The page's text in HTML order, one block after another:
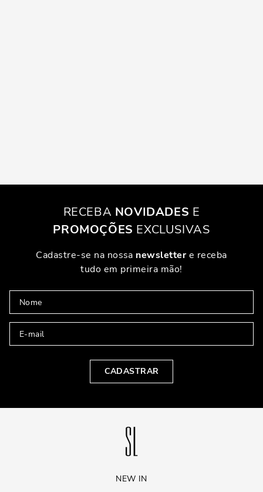
RECEBA NOVIDADES E
PROMOÇÕES EXCLUSIVAS
Cadastre-se na nossa newslettere receba
tudo em primeira mão!
CADASTRAR
NEW IN